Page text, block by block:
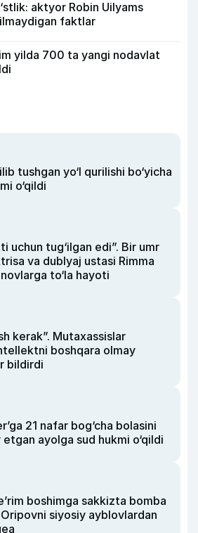
aktyor Robin Uilyams
faktlar
yilda 700 ta yangi nodavlat
tushgan yo‘l qurilishi bo‘yicha
o‘qildi
uchun tug‘ilgan edi”. Bir umr
va dublyaj ustasi Rimma
to‘la hayoti
kerak”. Mutaxassislar
boshqara olmay
bildirdi
21 nafar bog‘cha bolasini
ayolga sud hukmi o‘qildi
boshimga sakkizta bomba
Oripovni siyosiy ayblovlardan